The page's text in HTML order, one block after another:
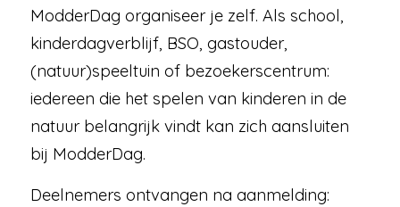
ModderDag organiseer je zelf. Als school,
kinderdagverblijf, BSO, gastouder,
(natuur)speeltuin of bezoekerscentrum:
iedereen die het spelen van kinderen in de
natuur belangrijk vindt kan zich aansluiten
bij ModderDag.
Deelnemers ontvangen na aanmelding: